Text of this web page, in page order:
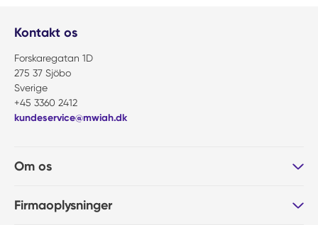
Kontakt os
Forskaregatan 1D
275 37 Sjöbo
Sverige
+45 3360 2412
kundeservice@mwiah.dk
Om os
Firmaoplysninger